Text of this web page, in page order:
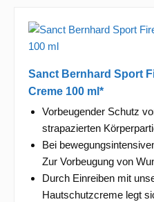
Sanct Bernhard Sport
Creme 100 ml*
Vorbeugender Schutz
strapazierten
Bei
Zur Vorbeugung von
Durch Einreiben mit
Hautschutzcreme legt